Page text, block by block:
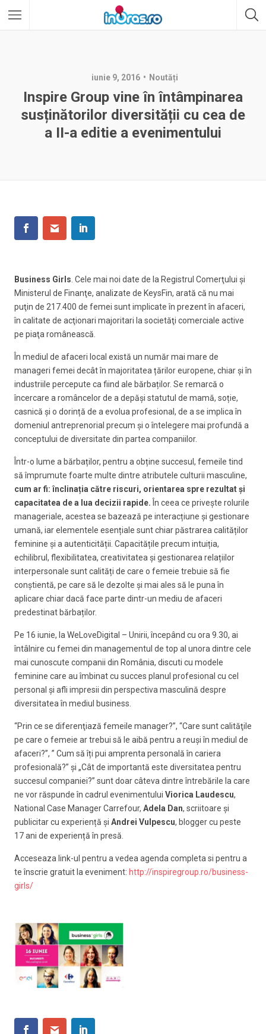
iunie 9, 2016 Noutăți
Inspire Group vine în întâmpinarea
susținătorilor diversității cu cea de
a II-a editie a evenimentului
Business Girls . Cele mai noi date de la Registrul Comerţului şi
Ministerul de Finanţe, analizate de KeysFin, arată că nu mai
puţin de 217.400 de femei sunt implicate în prezent în afaceri,
în calitate de acţionari majoritari la societăţi comerciale active
pe piaţa românească.
În mediul de afaceri local există un număr mai mare de
manageri femei decât în majoritatea țărilor europene, chiar și în
industriile percepute ca fiind ale bărbaților. Se remarcă o
încercare a româncelor de a depăși statutul de mamă, soție,
casnică și o dorință de a evolua profesional, de a se implica în
domeniul antreprenorial precum și o întelegere mai profundă a
conceptului de diversitate din partea companiilor.
Într-o lume a bărbaților, pentru a obține succesul, femeile tind
să împrumute foarte multe dintre atributele culturii masculine,
cum ar fi:înclinația către riscuri, orientarea spre rezultat și
capacitatea de a lua decizii rapide. În ceea ce privește rolurile
manageriale, acestea se bazează pe interacțiune și gestionare
umană, iar elementele esențiale sunt chiar păstrarea calităților
feminine și a autenticității. Capacitățile precum intuiția,
echilibrul, flexibilitatea, creativitatea și gestionarea relațiilor
interpersonale sunt calități de care o femeie trebuie să fie
conștientă, pe care să le dezolte și mai ales să le puna în
aplicare chiar dacă face parte dintr-un mediu de afaceri
predestinat bărbaților.
Pe 16 iunie, la WeLoveDigital – Unirii, începând cu ora 9.30, ai
întâlnire cu femei din managementul de top al unora dintre cele
mai cunoscute companii din România, discuti cu modele
feminine care au îmbinat cu succes planul profesional cu cel
personal și afli impresii din perspectiva masculină despre
diversitatea în mediul business.
“Prin ce se diferenţiază femeile manager?”, “Care sunt calităţile
pe care o femeie ar trebui să le aibă pentru a reuşi în mediul de
afaceri?”, ” Cum să îți pui amprenta personală în cariera
profesională?” și „Cât de importantă este diversitatea pentru
succesul companiei?” sunt doar câteva dintre întrebările la care
ne vor răspunde în cadrul evenimentului Viorica Laudescu,
National Case Manager Carrefour, Adela Dan, scriitoare și
publicitar cu experiență și Andrei Vulpescu, blogger cu peste
17 ani de experiență în presă.
Acceseaza link-ul pentru a vedea agenda completa si pentru a
te înscrie gratuit la eveniment: http://inspiregroup.ro/business-
girls/